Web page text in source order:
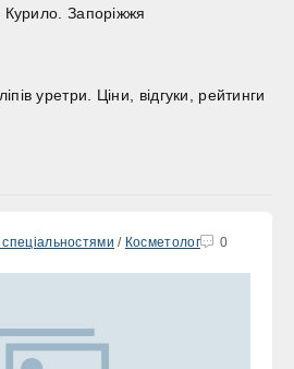
Курило. Запоріжжя
уретри. Ціни, відгуки, рейтинги
спеціальностями / Косметолог 0